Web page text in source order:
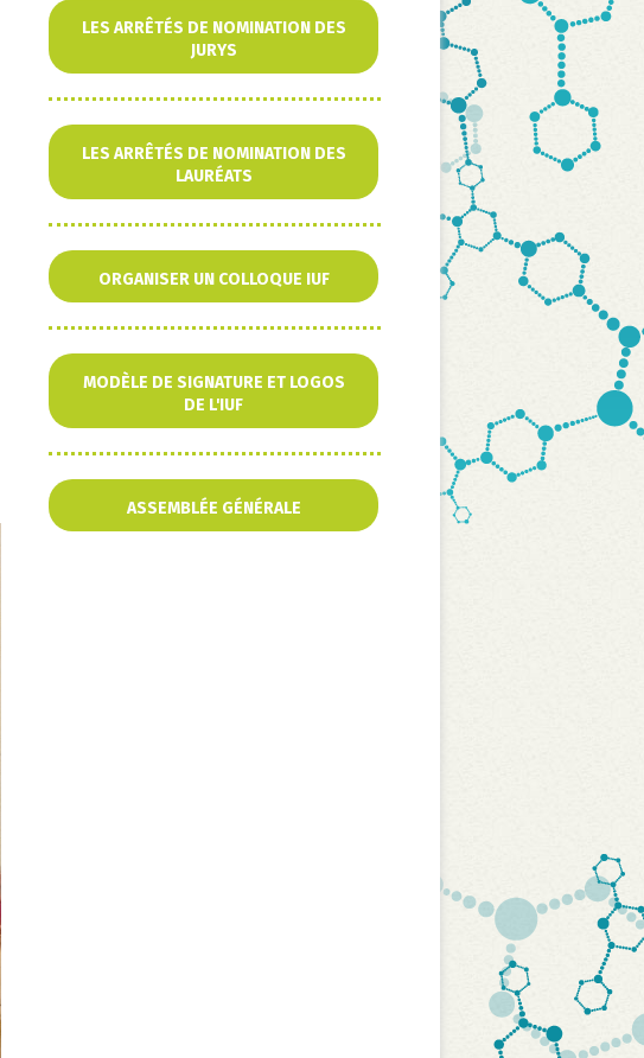
LES ARRÊTÉS DE NOMINATION DES
JURYS
LES ARRÊTÉS DE NOMINATION DES
LAURÉATS
ORGANISER UN COLLOQUE IUF
MODÈLE DE SIGNATURE ET LOGOS
DE L'IUF
ASSEMBLÉE GÉNÉRALE